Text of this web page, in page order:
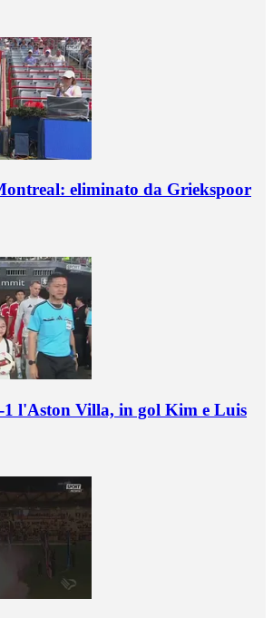
eliminato da Griekspoor
l'Aston Villa, in gol Kim e Luis